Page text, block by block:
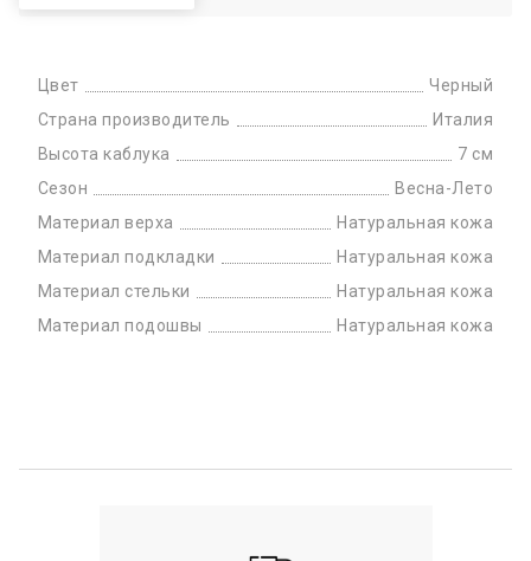
Цвет
Черный
Страна производитель
Италия
Высота каблука
7 см
Сезон
Весна-Лето
Материал верха
Натуральная кожа
Материал подкладки
Натуральная кожа
Материал стельки
Натуральная кожа
Материал подошвы
Натуральная кожа